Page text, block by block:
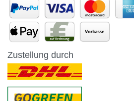
Zustellung durch